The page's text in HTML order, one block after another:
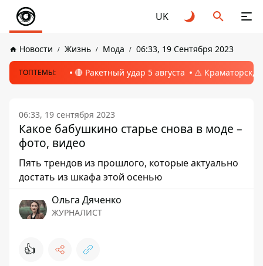
UK
Новости Жизнь Мода 06:33, 19 Сентября 2023
ТОПТЕМЫ: 🔴 Ракетный удар 5 августа ⚠️ Краматорск,
06:33, 19 сентября 2023
Какое бабушкино старье снова в моде –
фото, видео
Пять трендов из прошлого, которые актуально
достать из шкафа этой осенью
Ольга Дяченко
ЖУРНАЛИСТ
👍